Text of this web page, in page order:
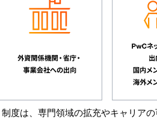
度は、専門領域の拡充やキャリア